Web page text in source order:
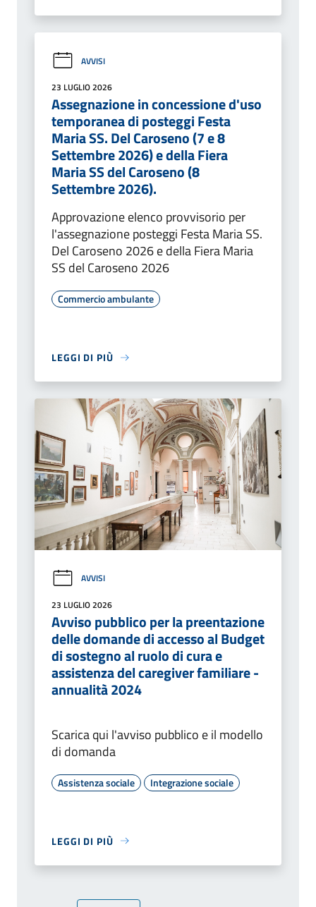
AVVISI
23 LUGLIO 2026
Assegnazione in concessione d'uso
temporanea di posteggi Festa
Maria SS. Del Caroseno (7 e 8
Settembre 2026) e della Fiera
Maria SS del Caroseno (8
Settembre 2026).
Approvazione elenco provvisorio per
l'assegnazione posteggi Festa Maria SS.
Del Caroseno 2026 e della Fiera Maria
SS del Caroseno 2026
Commercio ambulante
LEGGI DI PIÙ
AVVISI
23 LUGLIO 2026
Avviso pubblico per la preentazione
delle domande di accesso al Budget
di sostegno al ruolo di cura e
assistenza del caregiver familiare -
annualità 2024
Scarica qui l'avviso pubblico e il modello
di domanda
Assistenza sociale Integrazione sociale
LEGGI DI PIÙ